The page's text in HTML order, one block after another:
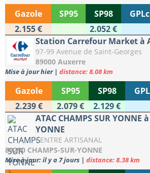
Gazole SP95 SP98 GPLc
2.155 €
2.052 €
Station Carrefour Market à
97-99 Avenue de Saint-Georges
89000 Auxerre
Mise à jour hier | distance: 8.08 km
Gazole SP95 SP98
2.239 €
2.079 €
2.129 €
ATAC CHAMPS SUR YONNE
YONNE
CENTRE ARTISANAL
89290 CHAMPS-SUR-YONNE
Mise à jour: il y a 7 jours | distance: 8.38 km